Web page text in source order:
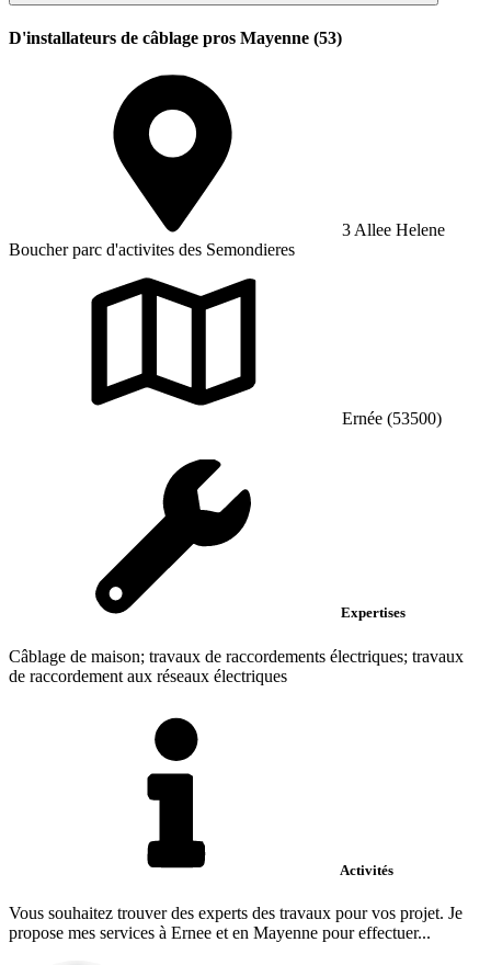
D'installateurs de câblage pros Mayenne (53)
3 Allee Helene
Boucher parc d'activites des Semondieres
Ernée (53500)
Expertises
Câblage de maison; travaux de raccordements électriques; travaux
de raccordement aux réseaux électriques
Activités
Vous souhaitez trouver des experts des travaux pour vos projet. Je
propose mes services à Ernee et en Mayenne pour effectuer...